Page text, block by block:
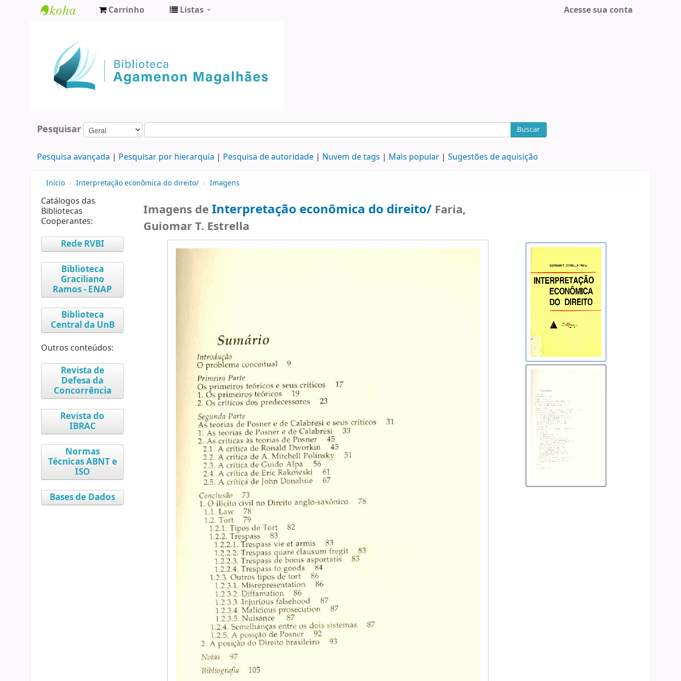
Agamenon
Magalhães
Carrinho Listas Acesse sua conta
Pesquisar Buscar
Pesquisa avançada Pesquisar por hierarquia Pesquisa de autoridade Nuvem de tags Mais popular Sugestões de aquisição
Início › Interpretação econômica do direito/ › Imagens
Catálogos das
Bibliotecas
Cooperantes:
Rede RVBI
Biblioteca
Graciliano
Ramos - ENAP
Biblioteca
Central da UnB
Outros conteúdos:
Revista de
Defesa da
Concorrência
Revista do
IBRAC
Normas
Técnicas ABNT e
ISO
Bases de Dados
Imagens deInterpretação econômica do direito/ Faria,
Guiomar T. Estrella